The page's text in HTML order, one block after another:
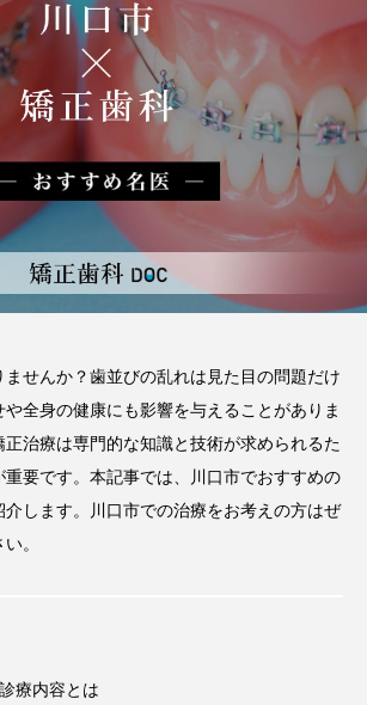
すめの矯
マウスピース型矯正治療後に
保定は必要?リテーナーの装着
期間や時間、注意点も解説
ク
コラム
治療
せんか？ 歯並びの乱れは見た目の問題だけ
全身の健康にも影響を与えることがありま
治療は専門的な知識と技術が求められるた
要です。 本記事では、川口市でおすすめの
します。
川口市での治療をお考えの方はぜ
。
療内容とは